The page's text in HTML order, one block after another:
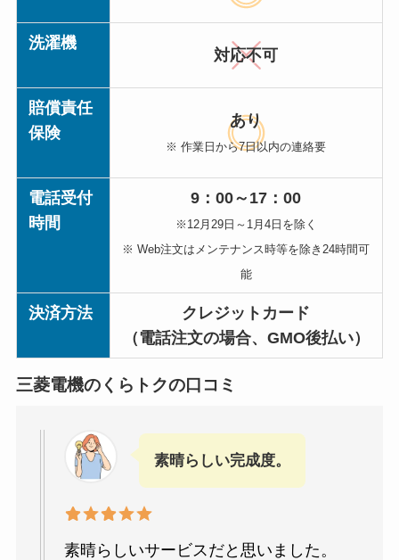
洗濯機
対応不可
賠償責任
保険
あり
※ 作業日から7日以内の連絡要
電話受付
時間
9：00～17：00
※12月29日～1月4日を除く
※ Web注文はメンテナンス時等を除き24時間可
能
決済方法
クレジットカード
（電話注文の場合、GMO後払い）
三菱電機のくらトクの口コミ
素晴らしい完成度。
素晴らしいサービスだと思いました。